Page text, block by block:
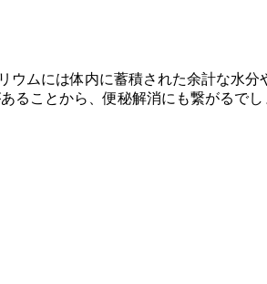
ムには体内に蓄積された余計な水
ることから、便秘解消にも繋がるで